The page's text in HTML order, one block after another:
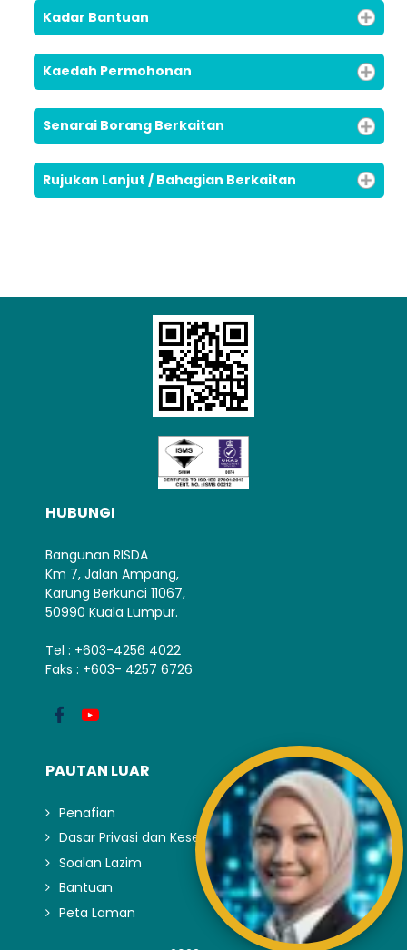
Kadar Bantuan
Kaedah Permohonan
Senarai Borang Berkaitan
Rujukan Lanjut / Bahagian Berkaitan
HUBUNGI
Bangunan RISDA
Km 7, Jalan Ampang,
Karung Berkunci 11067,
50990 Kuala Lumpur.
Tel : +603-4256 4022
Faks : +603- 4257 6726
PAUTAN LUAR
Penafian
Dasar Privasi dan Keselamatan
Soalan Lazim
Bantuan
Peta Laman